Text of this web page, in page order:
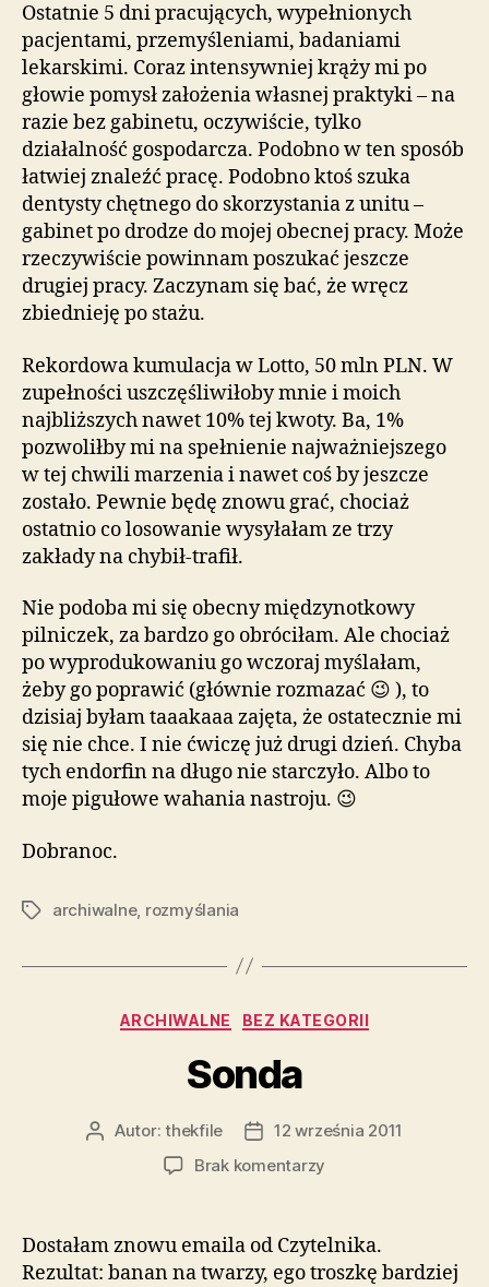
Ostatnie 5 dni pracujących, wypełnionych
pacjentami, przemyśleniami, badaniami
lekarskimi. Coraz intensywniej krąży mi po
głowie pomysł założenia własnej praktyki – na
razie bez gabinetu, oczywiście, tylko
działalność gospodarcza. Podobno w ten sposób
łatwiej znaleźć pracę. Podobno ktoś szuka
dentysty chętnego do skorzystania z unitu –
gabinet po drodze do mojej obecnej pracy. Może
rzeczywiście powinnam poszukać jeszcze
drugiej pracy. Zaczynam się bać, że wręcz
zbiednieję po stażu.
Rekordowa kumulacja w Lotto, 50 mln PLN. W
zupełności uszczęśliwiłoby mnie i moich
najbliższych nawet 10% tej kwoty. Ba, 1%
pozwoliłby mi na spełnienie najważniejszego
w tej chwili marzenia i nawet coś by jeszcze
zostało. Pewnie będę znowu grać, chociaż
ostatnio co losowanie wysyłałam ze trzy
zakłady na chybił-trafił.
Nie podoba mi się obecny międzynotkowy
pilniczek, za bardzo go obróciłam. Ale chociaż
po wyprodukowaniu go wczoraj myślałam,
żeby go poprawić (głównie rozmazać 😉 ), to
dzisiaj byłam taaakaaa zajęta, że ostatecznie mi
się nie chce. I nie ćwiczę już drugi dzień. Chyba
tych endorfin na długo nie starczyło. Albo to
moje pigułowe wahania nastroju. 😉
Dobranoc.
Tagiarchiwalne, rozmyślania
Kategorie
ARCHIWALNE BEZ KATEGORII
Sonda
AutorAutor:thekfile
Data
wpisu
12 września 2011
Brak komentarzy
Dostałam znowu emaila od Czytelnika.
Rezultat: banan na twarzy, ego troszkę bardziej